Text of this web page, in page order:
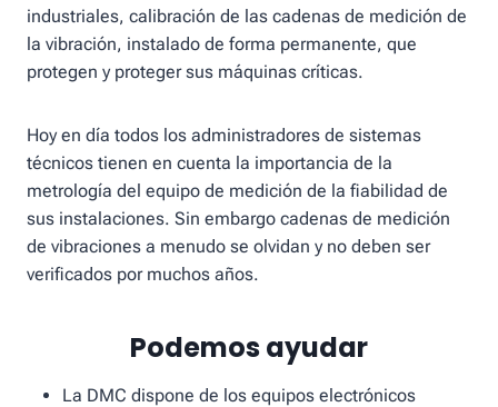
industriales, calibración de las cadenas de medición de
la vibración, instalado de forma permanente, que
protegen y proteger sus máquinas críticas.
Hoy en día todos los administradores de sistemas
técnicos tienen en cuenta la importancia de la
metrología del equipo de medición de la fiabilidad de
sus instalaciones. Sin embargo cadenas de medición
de vibraciones a menudo se olvidan y no deben ser
verificados por muchos años.
Podemos ayudar
La DMC dispone de los equipos electrónicos